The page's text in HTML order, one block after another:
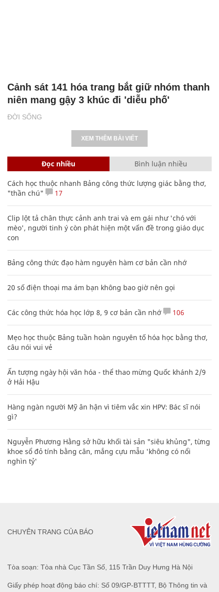
ĐỜI SỐNG
Cảnh sát 141 hóa trang bắt giữ nhóm thanh
niên mang gậy 3 khúc đi 'diễu phố'
XEM THÊM BÀI VIẾT
Đọc nhiều Bình luận nhiều
Cách học thuộc nhanh Bảng công thức lượng giác bằng thơ,
"thần chú"
17
Clip lột tả chân thực cảnh anh trai và em gái như 'chó với
mèo', người tinh ý còn phát hiện một vấn đề trong giáo dục
con
Bảng công thức đạo hàm nguyên hàm cơ bản cần nhớ
20 số điện thoại ma ám bạn không bao giờ nên gọi
Các công thức hóa học lớp 8, 9 cơ bản cần nhớ 106
Mẹo học thuộc Bảng tuần hoàn nguyên tố hóa học bằng thơ,
câu nói vui vẻ
Ấn tượng ngày hội văn hóa - thể thao mừng Quốc khánh 2/9
ở Hải Hậu
Hàng ngàn người Mỹ ân hận vì tiêm vắc xin HPV: Bác sĩ nói
gì?
Nguyễn Phương Hằng sở hữu khối tài sản "siêu khủng", từng
khoe sổ đỏ tính bằng cân, mắng cựu mẫu 'không có nổi
nghìn tỷ'
Tòa soạn: Tòa nhà Cục Tần Số, 115 Trần Duy Hưng Hà Nội
Giấy phép hoạt động báo chí: Số 09/GP-BTTTT, Bộ Thông tin và
CHUYÊN TRANG CỦA BÁO